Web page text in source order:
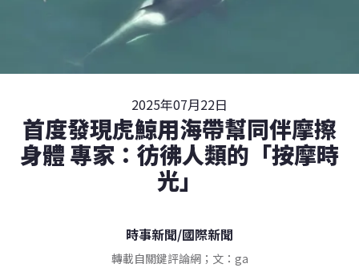
2025年07月22日
首度發現虎鯨用海帶幫同伴摩擦
身體 專家：彷彿人類的「按摩時
光」
時事新聞/國際新聞
轉載自關鍵評論網；文：ga